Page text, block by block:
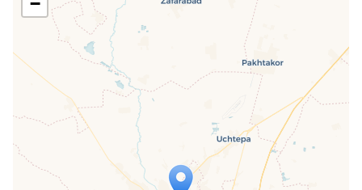
Travelers' Map wird geladen …